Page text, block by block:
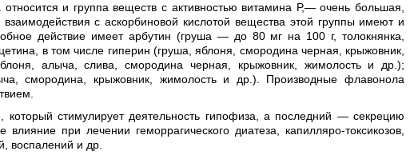
и группа веществ с активностью витамина Р,— очень большая,
с аскорбиновой кислотой вещества этой группы имеют и
действие имеет арбутин (груша — до 80 мг на 100 г, толокнянка,
в том числе гиперин (груша, яблоня, смородина черная, крыжовник,
алыча, слива, смородина черная, крыжовник, жимолость и др.);
смородина, крыжовник, жимолость и др.). Производные флавонола
стимулирует деятельность гипофиза, а последний — секрецию
при лечении геморрагического диатеза, капилляро-токсикозов,
воспалений и др.